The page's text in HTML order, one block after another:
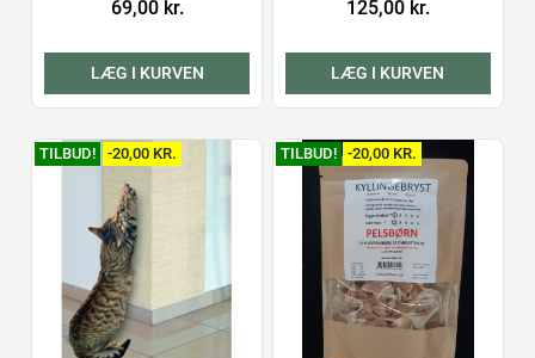
69,00 kr.
LÆG I KURVEN
125,00 kr.
LÆG I KURVEN
TILBUD! -20,00 KR. TILBUD! -20,00 KR.